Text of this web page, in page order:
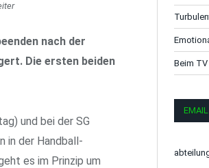
nach der
Die ersten beiden
und bei der SG
in der Handball-
es im Prinzip um
Beim
EMAIL